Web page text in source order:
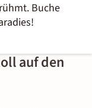
Buche
auf den